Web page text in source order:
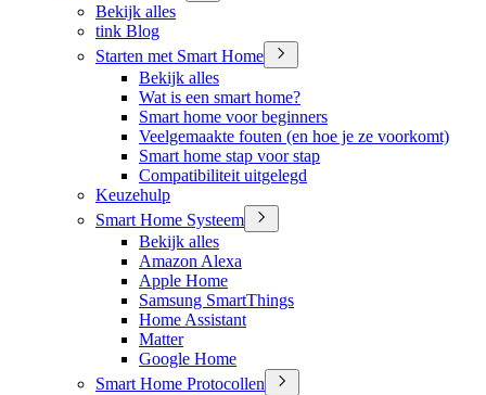
Bekijk alles
tink Blog
Starten met Smart Home
Bekijk alles
Wat is een smart home?
Smart home voor beginners
Veelgemaakte fouten (en hoe je ze voorkomt)
Smart home stap voor stap
Compatibiliteit uitgelegd
Keuzehulp
Smart Home Systeem
Bekijk alles
Amazon Alexa
Apple Home
Samsung SmartThings
Home Assistant
Matter
Google Home
Smart Home Protocollen